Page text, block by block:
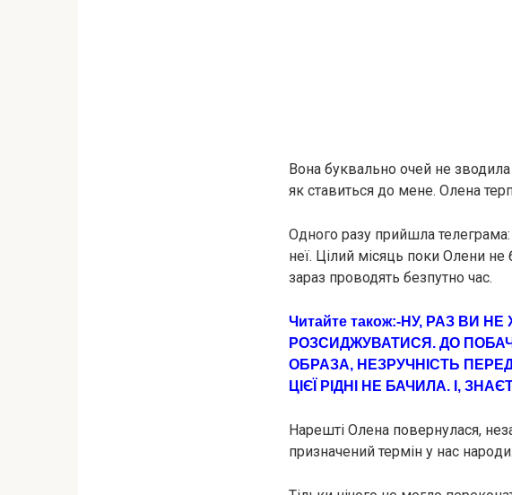
Вона буквально очей не
як ставиться до мене. Олена
Одного разу прийшла
неї. Цілий місяць поки Олени
зараз проводять безпутно час.
Читайте також:-НУ, РАЗ ВИ НЕ
РОЗСИДЖУВАТИСЯ. ДО
ОБРАЗА, НЕЗРУЧНІСТЬ
ЦІЄЇ РІДНІ НЕ БАЧИЛА. І,
Нарешті Олена повернулася,
призначений термін у нас